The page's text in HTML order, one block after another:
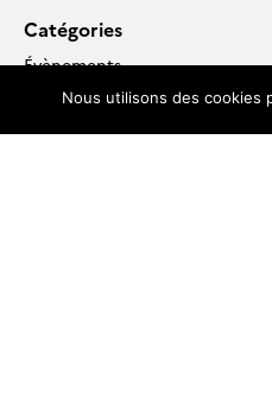
Catégories
Évènements
Formations & jobs
Publications
Nous utilisons des cookies